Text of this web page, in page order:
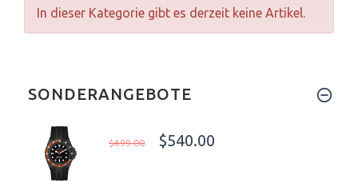
In dieser Kategorie gibt es derzeit keine Artikel.
SONDERANGEBOTE
$699.00 $540.00